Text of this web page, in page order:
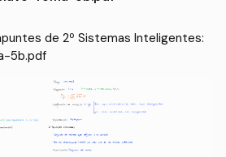
de 2º Sistemas Inteligentes:
5b.pdf